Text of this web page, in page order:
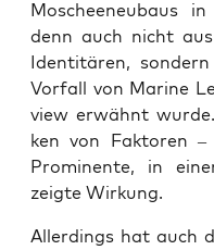
Moscheeneu­baus
denn auch nicht
Iden­ti­tä­ren,
Vor­fall von Mari­ne
view erwähnt
ken von Fak­to­ren
Pro­mi­nen­te, in
zeig­te Wirkung.
Aller­dings hat auch